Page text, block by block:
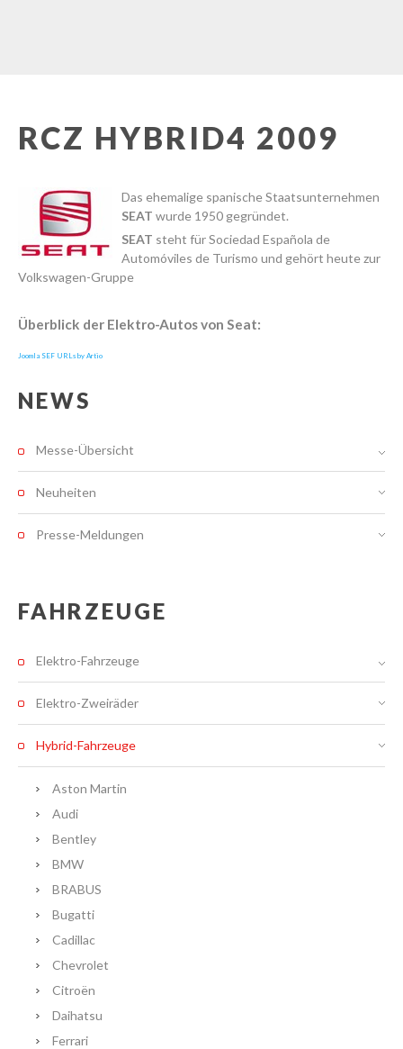
RCZ HYBRID4 2009
Das ehemalige spanische Staatsunternehmen
SEAT wurde 1950 gegründet.
SEAT steht für Sociedad Española de
Automóviles de Turismo und gehört heute zur
Volkswagen-Gruppe
Überblick der Elektro-Autos von Seat:
Joomla SEF URLs by Artio
NEWS
Messe-Übersicht
Neuheiten
Presse-Meldungen
FAHRZEUGE
Elektro-Fahrzeuge
Elektro-Zweiräder
Hybrid-Fahrzeuge
Aston Martin
Audi
Bentley
BMW
BRABUS
Bugatti
Cadillac
Chevrolet
Citroën
Daihatsu
Ferrari